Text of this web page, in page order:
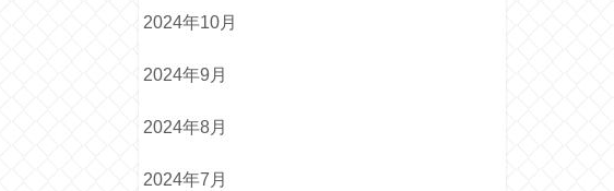
2024年10月
2024年9月
2024年8月
2024年7月